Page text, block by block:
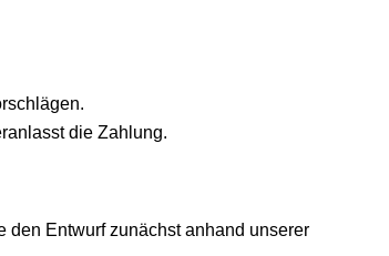
die Zahlung.
den Entwurf zunächst anhand unserer